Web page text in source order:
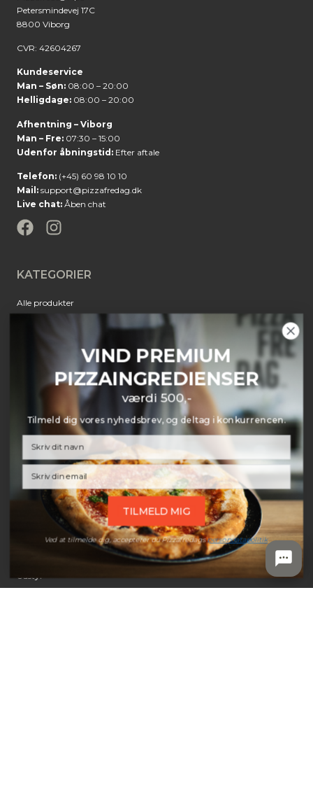
Petersmindevej 17C
8800 Viborg
CVR: 42604267
Kundeservice
Man – Søn: 08:00 – 20:00
Helligdage: 08:00 – 20:00
Afhentning – Viborg
Man – Fre: 07:30 – 15:00
Udenfor åbningstid: Efter aftale
Telefon: (+45) 60 98 10 10
Mail: support@pizzafredag.dk
Live chat: Åben chat
KATEGORIER
Alle produkter
Ingredienser
Møbler
Ost
Pizzaspade
Udstyr
VIND PREMIUM
PIZZAINGREDIENSER
værdi 500,-
Tilmeld dig vores nyhedsbrev, og deltag i konkurrencen.
TILMELD MIG
Ved at tilmelde dig, accepterer du Pizzafredagspersondatapolitik.